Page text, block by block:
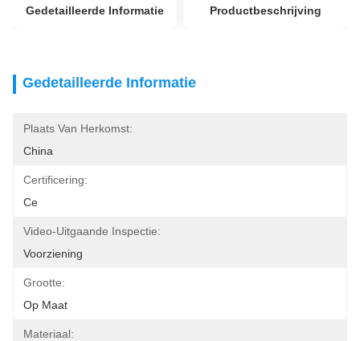
Gedetailleerde Informatie Productbeschrijving
Gedetailleerde Informatie
Plaats Van Herkomst:
China
Certificering:
Ce
Video-Uitgaande Inspectie:
Voorziening
Grootte:
Op Maat
Materiaal: